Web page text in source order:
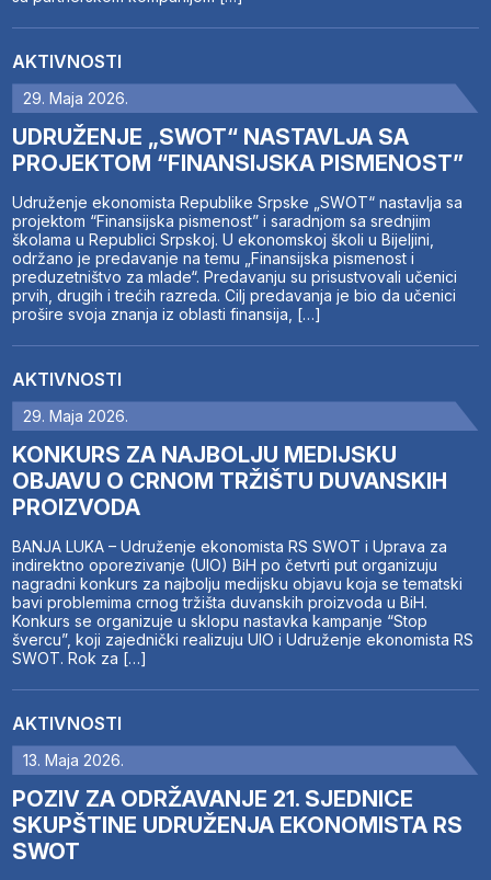
AKTIVNOSTI
29. Maja 2026.
UDRUŽENJE „SWOT“ NASTAVLJA SA
PROJEKTOM “FINANSIJSKA PISMENOST”
Udruženje ekonomista Republike Srpske „SWOT“ nastavlja sa
projektom “Finansijska pismenost” i saradnjom sa srednjim
školama u Republici Srpskoj. U ekonomskoj školi u Bijeljini,
održano je predavanje na temu „Finansijska pismenost i
preduzetništvo za mlade“. Predavanju su prisustvovali učenici
prvih, drugih i trećih razreda. Cilj predavanja je bio da učenici
prošire svoja znanja iz oblasti finansija, […]
AKTIVNOSTI
29. Maja 2026.
KONKURS ZA NAJBOLJU MEDIJSKU
OBJAVU O CRNOM TRŽIŠTU DUVANSKIH
PROIZVODA
BANJA LUKA – Udruženje ekonomista RS SWOT i Uprava za
indirektno oporezivanje (UIO) BiH po četvrti put organizuju
nagradni konkurs za najbolju medijsku objavu koja se tematski
bavi problemima crnog tržišta duvanskih proizvoda u BiH.
Konkurs se organizuje u sklopu nastavka kampanje “Stop
švercu”, koji zajednički realizuju UIO i Udruženje ekonomista RS
SWOT. Rok za […]
AKTIVNOSTI
13. Maja 2026.
POZIV ZA ODRŽAVANJE 21. SJEDNICE
SKUPŠTINE UDRUŽENJA EKONOMISTA RS
SWOT